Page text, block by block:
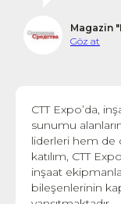
Magazin
Göz at
CTT Expo’da,
sunumu
liderleri hem de
katılım, CTT
inşaat
bileşenlerinin